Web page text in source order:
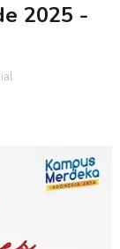
2025 -